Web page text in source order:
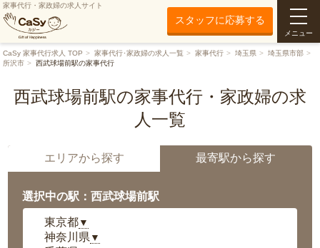
家事代行・家政婦の求人サイト
スタッフに応募する
メニュー
CaSy 家事代行求人 TOP 家事代行･家政婦の求人一覧 家事代行 埼玉県
埼玉県市部
所沢市
西武球場前駅の家事代行
西武球場前駅の家事代行・家政婦の求
人一覧
エリアから探す 最寄駅から探す
選択中の駅：西武球場前駅
東京都▼
神奈川県 ▼